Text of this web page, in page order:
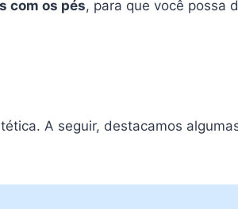
com os pés, para que você possa
A seguir, destacamos